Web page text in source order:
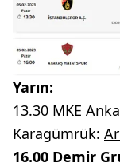
Yarın:
13.30 MKE
Karagümrük:
16.00 Demir